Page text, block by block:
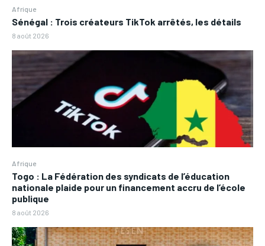
Afrique
Sénégal : Trois créateurs TikTok arrêtés, les détails
8 août 2026
Afrique
Togo : La Fédération des syndicats de l’éducation
nationale plaide pour un financement accru de l’école
publique
8 août 2026